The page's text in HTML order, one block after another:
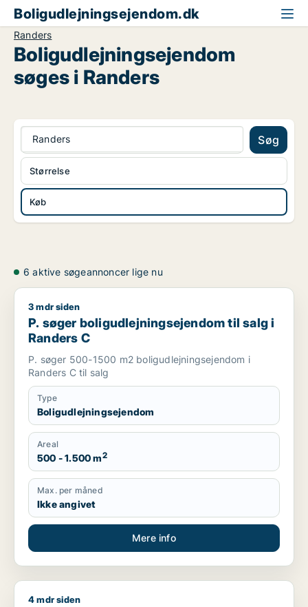
Boligudlejningsejendom.dk
Randers
Boligudlejningsejendom
søges i Randers
Randers Søg
Køb
Størrelse
6 aktive søgeannoncer lige nu
P. søger boligudlejningsejendom til salg i Randers C
3 mdr siden
P. søger boligudlejningsejendom til salg i
Randers C
P. søger 500-1500 m2 boligudlejningsejendom i
Randers C til salg
Type
Boligudlejningsejendom
Areal
500 - 1.500 m2
Max. per måned
Ikke angivet
Mere info
Jeg søger boligudlejningsejendom til salg i Region
4 mdr siden